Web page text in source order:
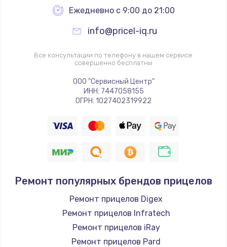
Ежедневно с 9:00 до 21:00
info@pricel-iq.ru
Все консультации по телефону в нашем сервисе
совершенно бесплатны
ООО "Сервисный Центр"
ИНН: 7447058155
ОГРН: 1027402319922
Ремонт популярных брендов прицелов
Ремонт прицелов Digex
Ремонт прицелов Infratech
Ремонт прицелов iRay
Ремонт прицелов Pard